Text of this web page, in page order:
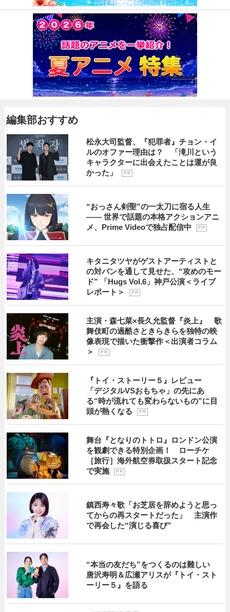
編集部おすすめ
松永大司監督、『犯罪者』チョン・イ
ルのオファー理由は？ 「滝川という
キャラクターに出会えたことは運が良
かった」
P R
“おっさん剣聖”の一太刀に宿る人生
―― 世界で話題の本格アクションアニ
メ、Prime Videoで独占配信中
P R
キタニタツヤがゲストアーティストと
の対バンを通して見せた、“攻めのモー
ド” 「Hugs Vol.6」神戸公演＜ライブ
レポート＞
P R
主演・森七菜×長久允監督『炎上』 歌
舞伎町の過酷さときらきらを独特の映
像表現で描いた衝撃作＜出演者コラム
＞
P R
『トイ・ストーリー５』レビュー
「デジタルVSおもちゃ」の先にあ
る“時が流れても変わらないもの”に目
頭が熱くなる
P R
舞台『となりのトトロ』ロンドン公演
を観劇できる特別企画！ ローチケ
［旅行］海外航空券取扱スタート記念
で実施
P R
鎮西寿々歌「お芝居を辞めようと思っ
てからの再スタートだった」 主演作
で再会した“演じる喜び”
“本当の友だち”をつくるのは難しい
唐沢寿明＆広瀬アリスが『トイ・スト
ーリー５』を語る